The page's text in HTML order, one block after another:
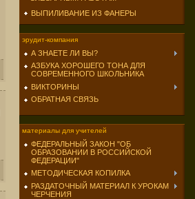
ВЫПИЛИВАНИЕ ИЗ ФАНЕРЫ
эрудит-компания
А ЗНАЕТЕ ЛИ ВЫ?
АЗБУКА ХОРОШЕГО ТОНА ДЛЯ
СОВРЕМЕННОГО ШКОЛЬНИКА
ВИКТОРИНЫ
ОБРАТНАЯ СВЯЗЬ
материалы для учителей
ФЕДЕРАЛЬНЫЙ ЗАКОН "ОБ
ОБРАЗОВАНИИ В РОССИЙСКОЙ
ФЕДЕРАЦИИ"
МЕТОДИЧЕСКАЯ КОПИЛКА
РАЗДАТОЧНЫЙ МАТЕРИАЛ К УРОКАМ
ЧЕРЧЕНИЯ